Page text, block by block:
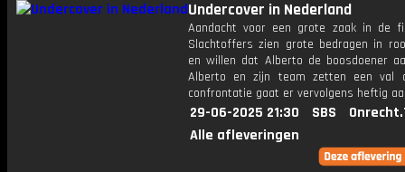
Undercover in Nederland
Aandacht voor een grote zaak in de
Slachtoffers zien grote bedragen in
en willen dat Alberto de boosdoener
Alberto en zijn team zetten een val
confrontatie gaat er vervolgens heftig
29-06-2025 21:30 SBS
Alle afleveringen